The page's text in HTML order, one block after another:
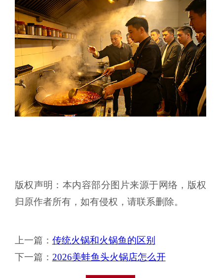
版权声明：本内容部分图片来源于网络，版权
归原作者所有，如有侵权，请联系删除。
上一篇： 传统火锅和火锅鱼的区别
下一篇： 2026美蛙鱼头火锅店怎么开